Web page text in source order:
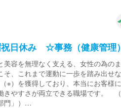
祝日休み ☆事務（健康管理
美容を無理なく支える、女性の為
そ、これまで運動に一歩を踏み出せ
※）を獲得しており、本当にお客様
きやすさが両立できる職場です。
」）